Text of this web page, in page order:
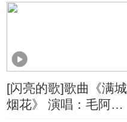
[闪亮的歌]歌曲《满城
烟花》 演唱：毛阿敏